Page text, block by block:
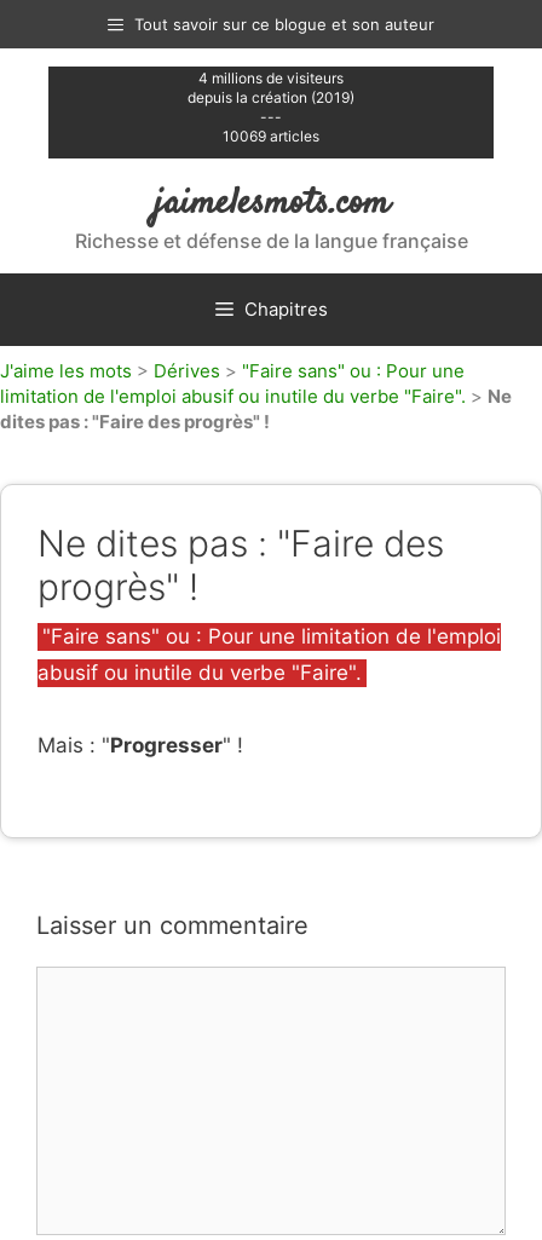
contenu
Tout savoir sur ce blogue et son auteur
4 millions de visiteurs
depuis la création (2019)
---
10069 articles
jaimelesmots.com
Richesse et défense de la langue française
Chapitres
J'aime les mots > Dérives > "Faire sans" ou : Pour une
limitation de l'emploi abusif ou inutile du verbe "Faire". > Ne
dites pas : "Faire des progrès" !
Ne dites pas : "Faire des
progrès" !
Catégories
"Faire sans" ou : Pour une limitation de l'emploi
abusif ou inutile du verbe "Faire".
Mais : "Progresser" !
Laisser un commentaire